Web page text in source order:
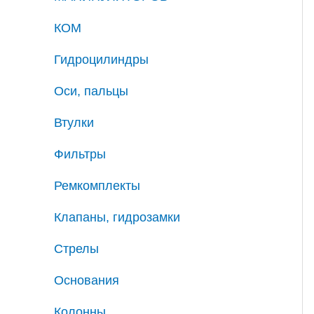
КОМ
Гидроцилиндры
Оси, пальцы
Втулки
Фильтры
Ремкомплекты
Клапаны, гидрозамки
Стрелы
Основания